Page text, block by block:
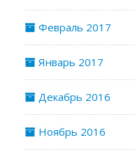
Февраль 2017
Январь 2017
Декабрь 2016
Ноябрь 2016